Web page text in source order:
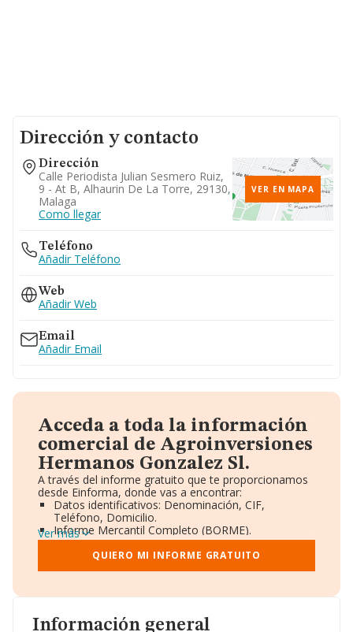
Información general
Dirección y contacto
Dirección
Calle Periodista Julian Sesmero Ruiz,
9 - At B, Alhaurin De La Torre, 29130,
Malaga
Como llegar
VER EN MAPA
Teléfono
Añadir Teléfono
Web
Añadir Web
Email
Añadir Email
Acceda a toda la información
comercial de Agroinversiones
Hermanos Gonzalez Sl.
A través del informe gratuito que te proporcionamos
desde Einforma, donde vas a encontrar:
Datos identificativos: Denominación, CIF,
Teléfono, Domicilio.
Informe Mercantil Completo (BORME).
Gráficos de Evolución Ventas y Empleados.
Consejo de Administración y Administradores.
Directivos y Ejecutivos.
Información oficial y registral complementaria.
Ver más
QUIERO MI INFORME GRATUITO